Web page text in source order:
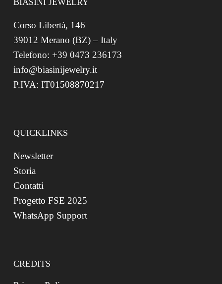
BIASINI JEWELRY
Corso Libertà, 146
39012 Merano (BZ) – Italy
Telefono: +39 0473 236173
info@biasinijewelry.it
P.IVA: IT01508870217
QUICKLINKS
Newsletter
Storia
Contatti
Progetto FSE 2025
WhatsApp Support
CREDITS